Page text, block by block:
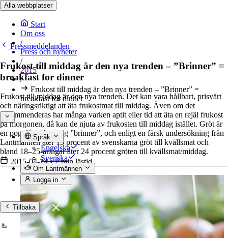
Alla webbplatser
Start
Om oss
/
Press och nyheter
/
2015
/
Frukost till middag är den nya trenden – ”Brinner” =
breakfast for dinner
Språk
Engelska
Svenska
Om Lantmännen
Logga in
Tillbaka
Pressmeddelanden
Frukost till middag är den nya trenden – ”Brinner” =
breakfast for dinner
Frukost till middag är den nya trenden. Det kan vara hållbart, prisvärt
och näringsriktigt att äta frukostmat till middag. Även om det
rekommenderas har många varken aptit eller tid att äta en rejäl frukost
på morgonen, då kan de njuta av frukosten till middag istället. Gröt är
en populär och nyttig ”brinner”, och enligt en färsk undersökning från
Lantmännen äter 13 procent av svenskarna gröt till kvällsmat och
bland 18–25-åringar äter 24 procent gröten till kvällsmat/middag.
2015-04-24• 2 min lästid